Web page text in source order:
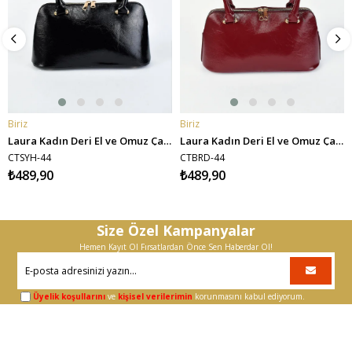
SEPETE EKLE
Biriz
Laura Kadın Deri El ve Omuz Çantası - Siyah
CTSYH-44
₺489,90
SEPETE EKLE
Biriz
Laura Kadın Deri El ve Omuz Çantası - Bordo
CTBRD-44
₺489,90
Size Özel Kampanyalar
Hemen Kayıt Ol Fırsatlardan Önce Sen Haberdar Ol!
Üyelik koşullarını ve kişisel verilerimin korunmasını kabul ediyorum.